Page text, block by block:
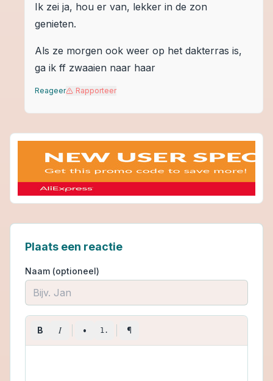
Ik zei ja, hou er van, lekker in de zon
genieten.
Als ze morgen ook weer op het dakterras is,
ga ik ff zwaaien naar haar
Reageer Rapporteer
Plaats een reactie
Naam (optioneel)
B I • 1. ¶